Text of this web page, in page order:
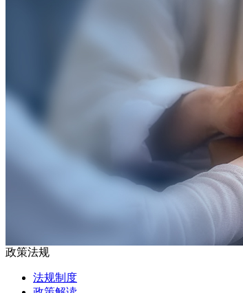
政策法规
法规制度